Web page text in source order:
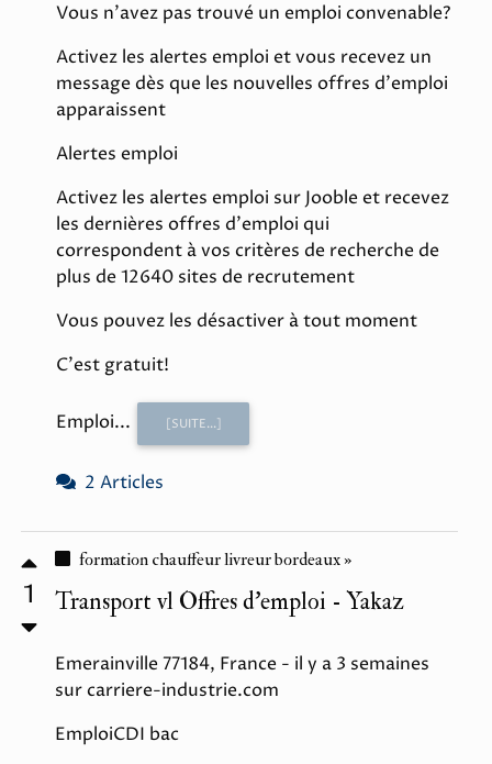
Vous n'avez pas trouvé un emploi convenable?
Activez les alertes emploi et vous recevez un
message dès que les nouvelles offres d'emploi
apparaissent
Alertes emploi
Activez les alertes emploi sur Jooble et recevez
les dernières offres d'emploi qui
correspondent à vos critères de recherche de
plus de 12640 sites de recrutement
Vous pouvez les désactiver à tout moment
C'est gratuit!
Emploi... [SUITE...]
2 Articles
1
formation chauffeur livreur bordeaux »
Transport vl Offres d'emploi - Yakaz
Emerainville 77184, France - il y a 3 semaines
sur carriere-industrie.com
EmploiCDI bac